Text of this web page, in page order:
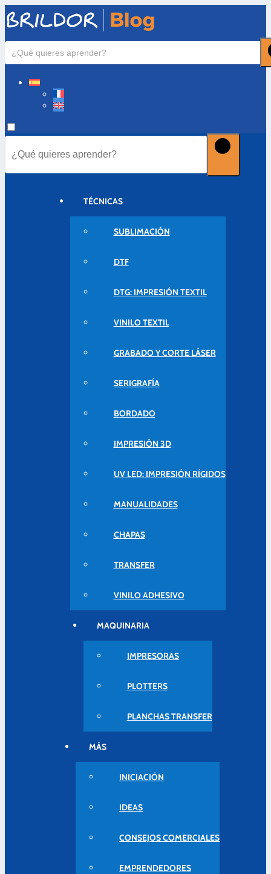
TÉCNICAS
SUBLIMACIÓN
DTF
DTG: IMPRESIÓN TEXTIL
VINILO TEXTIL
GRABADO Y CORTE LÁSER
SERIGRAFÍA
BORDADO
IMPRESIÓN 3D
UV LED: IMPRESIÓN RÍGIDOS
MANUALIDADES
CHAPAS
TRANSFER
VINILO ADHESIVO
MAQUINARIA
IMPRESORAS
PLOTTERS
PLANCHAS TRANSFER
MÁS
INICIACIÓN
IDEAS
CONSEJOS COMERCIALES
EMPRENDEDORES